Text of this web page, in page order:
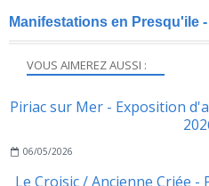
VOUS AIMEREZ AUSSI :
Piriac sur Mer - Exposition
06/05/2026
Le Croisic / Ancienne Criée -
Manifestations en Presqu'ile